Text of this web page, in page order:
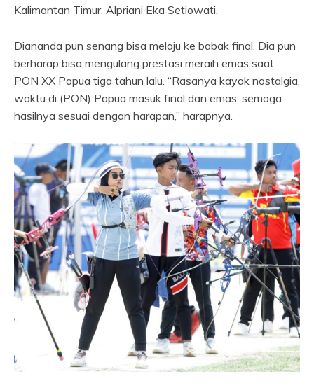
Kalimantan Timur, Alpriani Eka Setiowati.
Diananda pun senang bisa melaju ke babak final. Dia pun
berharap bisa mengulang prestasi meraih emas saat
PON XX Papua tiga tahun lalu. “Rasanya kayak nostalgia,
waktu di (PON) Papua masuk final dan emas, semoga
hasilnya sesuai dengan harapan,” harapnya.